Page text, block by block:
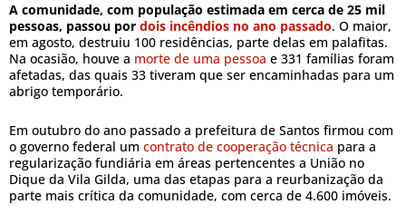
A comunidade, com população estimada em cerca de 25 mil
pessoas, passou por dois incêndios no ano passado. O maior,
em agosto, destruiu 100 residências, parte delas em palafitas.
Na ocasião, houve a morte de uma pessoa e 331 famílias foram
afetadas, das quais 33 tiveram que ser encaminhadas para um
abrigo temporário.
Em outubro do ano passado a prefeitura de Santos firmou com
o governo federal um contrato de cooperação técnica para a
regularização fundiária em áreas pertencentes a União no
Dique da Vila Gilda, uma das etapas para a reurbanização da
parte mais crítica da comunidade, com cerca de 4.600 imóveis.